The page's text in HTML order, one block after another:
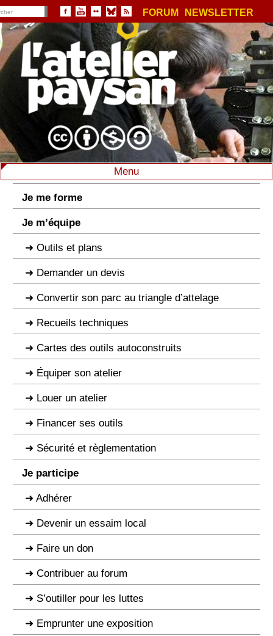
FORUM NEWSLETTER
Menu
Je me forme
Je m’équipe
Outils et plans
Demander un devis
Convertir son parc au triangle d’attelage
Recueils techniques
Cartes des outils autoconstruits
Équiper son atelier
Louer un atelier
Financer ses outils
Sécurité et règlementation
Je participe
Adhérer
Devenir un essaim local
Faire un don
Contribuer au forum
S’outiller pour les luttes
Emprunter une exposition